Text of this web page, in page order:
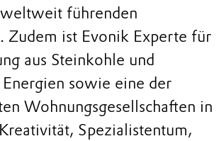
führenden
Zudem ist Evonik Experte für
aus Steinkohle und
sowie eine der
Wohnungsgesellschaften in
Spezialistentum,